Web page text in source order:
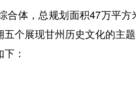
合体，总规划面积47万平
个展现甘州历史文化的主
：